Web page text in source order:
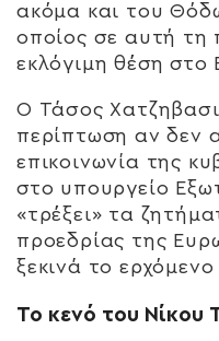
ακόμα και του
οποίος σε αυτή τη
εκλόγιμη θέση στο
Ο Τάσος
περίπτωση αν δεν
επικοινωνία της
στο υπουργείο
«τρέξει» τα
προεδρίας της
ξεκινά το ερχόμενο
To κενό του Νίκου